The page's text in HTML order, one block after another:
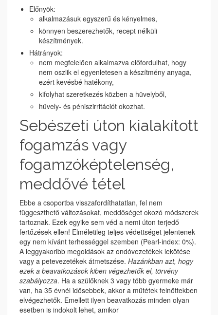
Előnyök:
alkalmazásuk egyszerű és kényelmes,
könnyen beszerezhetők, recept nélküli
készítmények.
Hátrányok:
nem megfelelően alkalmazva előfordulhat, hogy
nem oszlik el egyenletesen a készítmény anyaga,
ezért kevésbé hatékony,
kifolyhat szeretkezés közben a hüvelyből,
hüvely- és péniszirritációt okozhat.
Sebészeti úton kialakított
fogamzás vagy
fogamzóképtelenség,
meddővé tétel
Ebbe a csoportba visszafordíthatatlan, fel nem
függeszthető változásokat, meddőséget okozó módszerek
tartoznak. Ezek egyike sem véd a nemi úton terjedő
fertőzések ellen! Elméletileg teljes védettséget jelentenek
egy nem kívánt terhességgel szemben (Pearl-index: 0%).
A leggyakoribb megoldások az ondóvezetékek lekötése
vagy a petevezetékek átmetszése. Hazánkban azt, hogy
ezek a beavatkozások kiben végezhetők el, törvény
szabályozza. Ha a szülőknek 3 vagy több gyermeke már
van, ha 35 évnél idősebbek, akkor a műtétek felnőttekben
elvégezhetők. Emellett ilyen beavatkozás minden olyan
esetben is indokolt lehet, amikor